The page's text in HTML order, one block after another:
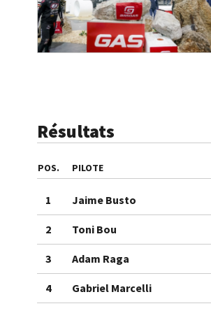
Résultats
POS. PILOTE
1 Jaime Busto
2 Toni Bou
3 Adam Raga
4 Gabriel Marcelli